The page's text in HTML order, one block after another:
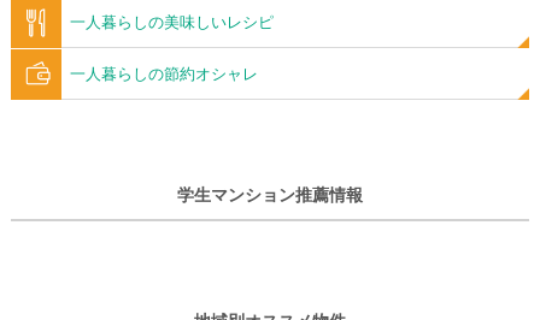
一人暮らしの美味しいレシピ
一人暮らしの節約オシャレ
学生マンション推薦情報